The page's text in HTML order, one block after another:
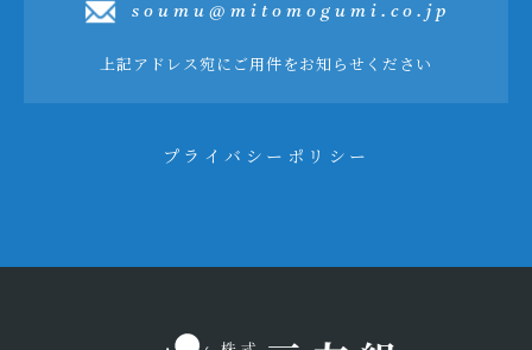
soumu@mitomogumi.co.jp
上記アドレス宛にご用件をお知らせください
プライバシーポリシー